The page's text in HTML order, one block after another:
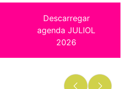
Descarregar
agenda JULIOL
2026